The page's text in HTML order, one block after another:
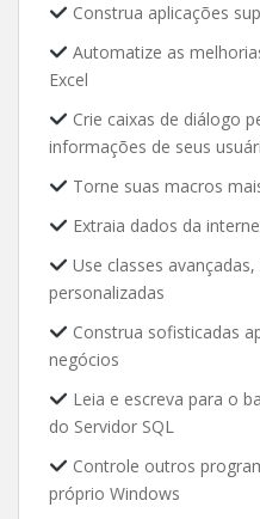
Construa aplicações
Automatize as
Excel
Crie caixas de diálogo
informações de seus
Torne suas macros
Extraia dados da
Use classes
personalizadas
Construa sofisticadas
negócios
Leia e escreva para o
do Servidor SQL
Controle outros
próprio Windows